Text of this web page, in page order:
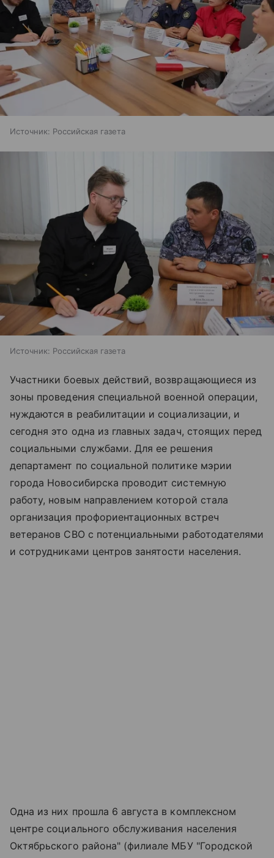
Источник: Российская газета
Источник: Российская газета
Участники боевых действий, возвращающиеся из
зоны проведения специальной военной операции,
нуждаются в реабилитации и социализации, и
сегодня это одна из главных задач, стоящих перед
социальными службами. Для ее решения
департамент по социальной политике мэрии
города Новосибирска проводит системную
работу, новым направлением которой стала
организация профориентационных встреч
ветеранов СВО с потенциальными работодателями
и сотрудниками центров занятости населения.
Одна из них прошла 6 августа в комплексном
центре социального обслуживания населения
Октябрьского района" (филиале МБУ "Городской